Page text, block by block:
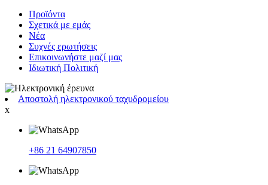
Προϊόντα
Σχετικά με εμάς
Νέα
Συχνές ερωτήσεις
Επικοινωνήστε μαζί μας
Ιδιωτική Πολιτική
Αποστολή ηλεκτρονικού ταχυδρομείου
x
+86 21 64907850